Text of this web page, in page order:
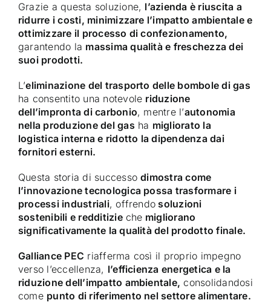
Grazie a questa soluzione, l’azienda è riuscita a
ridurre i costi, minimizzare l’impatto ambientale e
ottimizzare il processo di confezionamento,
garantendo la massima qualità e freschezza dei
suoi prodotti.
L’eliminazione del trasporto delle bombole di gas
ha consentito una notevole riduzione
dell’impronta di carbonio, mentre l’autonomia
nella produzione del gas ha migliorato la
logistica interna e ridotto la dipendenza dai
fornitori esterni.
Questa storia di successodimostra come
l’innovazione tecnologica possa trasformare i
processi industriali, offrendo soluzioni
sostenibili e redditizieche migliorano
significativamente la qualità del prodotto finale.
Galliance PEC riafferma così il proprio impegno
verso l’eccellenza, l’efficienza energetica e la
riduzione dell’impatto ambientale, consolidandosi
come punto di riferimento nel settore alimentare.